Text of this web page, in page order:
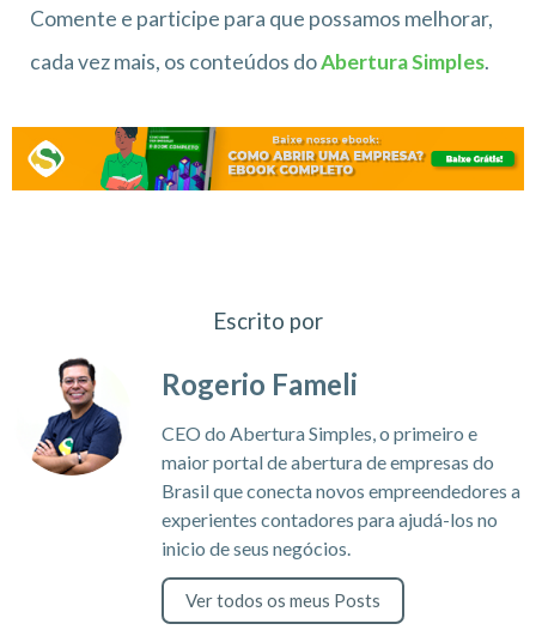
Comente e participe para que possamos melhorar,
cada vez mais, os conteúdos doAbertura Simples.
Escrito por
Rogerio Fameli
CEO do Abertura Simples, o primeiro e
maior portal de abertura de empresas do
Brasil que conecta novos empreendedores a
experientes contadores para ajudá-los no
inicio de seus negócios.
Ver todos os meus Posts